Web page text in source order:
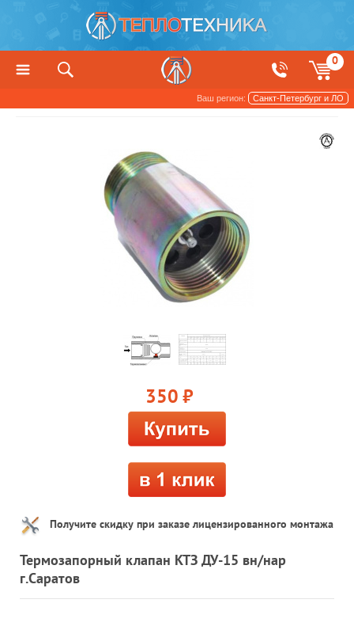
0
Ваш регион: Санкт-Петербург и ЛО
350 руб.
Получите скидку при заказе лицензированного монтажа
Термозапорный клапан КТЗ ДУ-15 вн/нар
г.Саратов